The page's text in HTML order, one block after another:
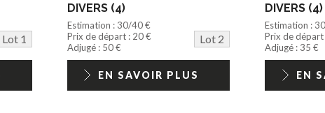
Lot 1
DIVERS (4)
Estimation : 30/40 €
Prix de départ : 20 €
Lot 2
Adjugé : 50 €
EN SAVOIR PLUS
DIVERS (4)
Estimation :
Prix de
Adjugé : 35 €
EN